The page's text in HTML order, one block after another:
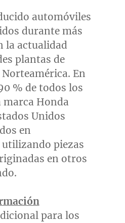
automóviles
durante más
la actualidad
plantas de
En
% de todos los
marca Honda
Unidos
en
piezas
en otros
para los